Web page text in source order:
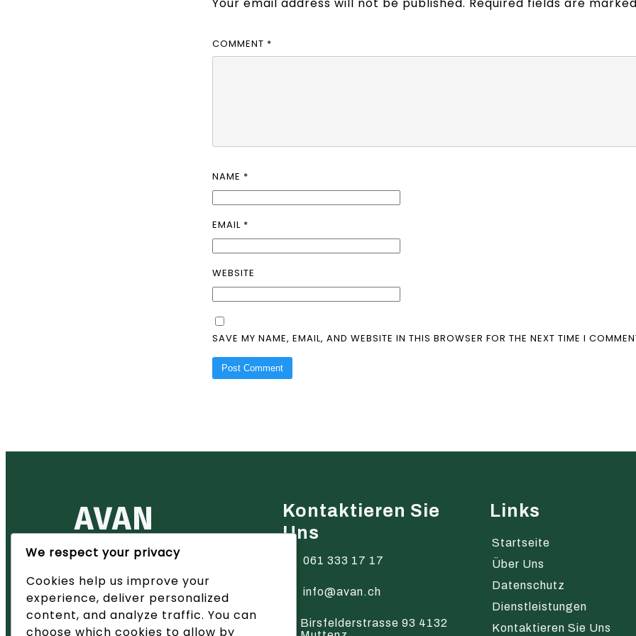
COMMENT *
NAME *
EMAIL *
WEBSITE
SAVE MY NAME, EMAIL, AND WEBSITE IN THIS BROWSER FOR THE NEXT TIME I
AVAN
Ihr zuverlässiger Partner für
– wir bieten innovative Lösungen
und hervorragenden Service.
Kontaktieren Sie
Uns
061 333 17 17
info@avan.ch
Birsfelderstrasse 93 4132
Links
Startseite
Über Uns
Datenschutz
Dienstleistungen
Kontaktieren Sie Uns
We respect your privacy
Cookies help us improve your
experience, deliver personalized
content, and analyze traffic. You can
choose which cookies to allow by